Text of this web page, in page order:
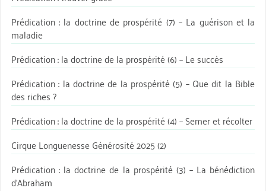
Prédication : la doctrine de prospérité (7) – La guérison et la
maladie
Prédication : la doctrine de la prospérité (6) – Le succès
Prédication : la doctrine de la prospérité (5) – Que dit la Bible
des riches ?
Prédication : la doctrine de la prospérité (4) – Semer et récolter
Cirque Longuenesse Générosité 2025 (2)
Prédication : la doctrine de la prospérité (3) – La bénédiction
d’Abraham